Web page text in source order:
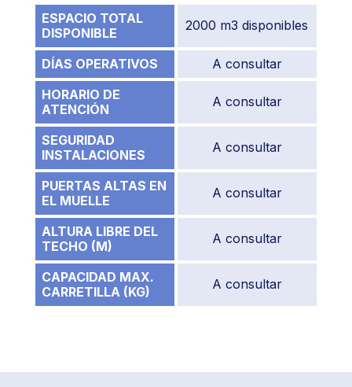
ESPACIO TOTAL
DISPONIBLE
2000 m3 disponibles
DÍAS OPERATIVOS
A consultar
HORARIO DE
ATENCIÓN
A consultar
SEGURIDAD
INSTALACIONES
A consultar
PUERTAS ALTAS EN
EL MUELLE
A consultar
ALTURA LIBRE DEL
TECHO (M)
A consultar
CAPACIDAD MAX.
CARRETILLA (KG)
A consultar